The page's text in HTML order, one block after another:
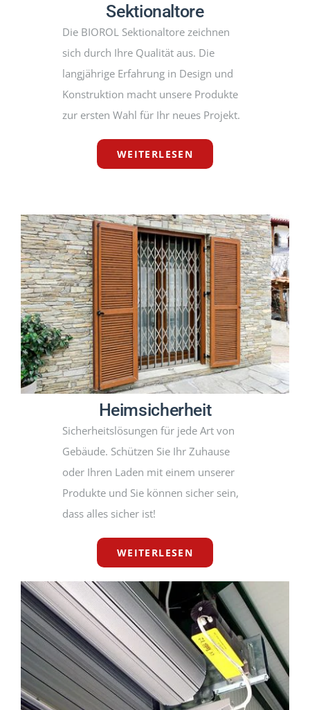
Sektionaltore
Die BIOROL Sektionaltore zeichnen
sich durch Ihre Qualität aus. Die
langjährige Erfahrung in Design und
Konstruktion macht unsere Produkte
zur ersten Wahl für Ihr neues Projekt.
WEITERLESEN
Heimsicherheit
Sicherheitslösungen für jede Art von
Gebäude. Schützen Sie Ihr Zuhause
oder Ihren Laden mit einem unserer
Produkte und Sie können sicher sein,
dass alles sicher ist!
WEITERLESEN